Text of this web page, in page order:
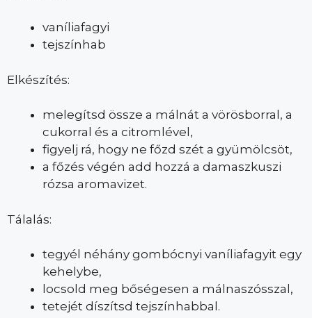
vaníliafagyi
tejszínhab
Elkészítés:
melegítsd össze a málnát a vörösborral, a
cukorral és a citromlével,
figyelj rá, hogy ne főzd szét a gyümölcsöt,
a főzés végén add hozzá a damaszkuszi
rózsa aromavizet.
Tálalás:
tegyél néhány gombócnyi vaníliafagyit egy
kehelybe,
locsold meg bőségesen a málnaszósszal,
tetejét díszítsd tejszínhabbal.